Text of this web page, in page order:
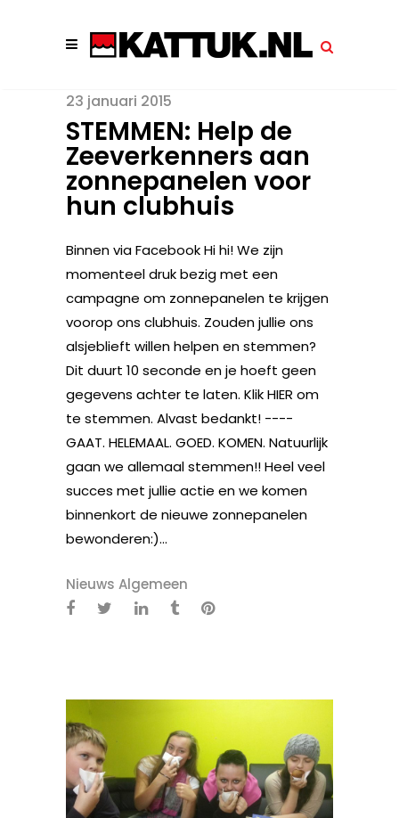
23 januari 2015
STEMMEN: Help de
Zeeverkenners aan
zonnepanelen voor
hun clubhuis
Binnen via Facebook Hi hi! We zijn
momenteel druk bezig met een
campagne om zonnepanelen te krijgen
voorop ons clubhuis. Zouden jullie ons
alsjeblieft willen helpen en stemmen?
Dit duurt 10 seconde en je hoeft geen
gegevens achter te laten. Klik HIER om
te stemmen. Alvast bedankt! ----
GAAT. HELEMAAL. GOED. KOMEN. Natuurlijk
gaan we allemaal stemmen!! Heel veel
succes met jullie actie en we komen
binnenkort de nieuwe zonnepanelen
bewonderen:)...
Nieuws Algemeen